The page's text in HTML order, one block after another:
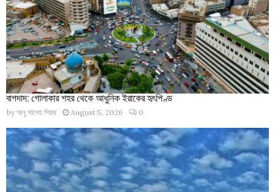
বাগদাদ: গোলাকার শহর থেকে আধুনিক ইরাকের হৃৎপিণ্ড
by আবু সালেহ পিয়ার August 5, 2026 0